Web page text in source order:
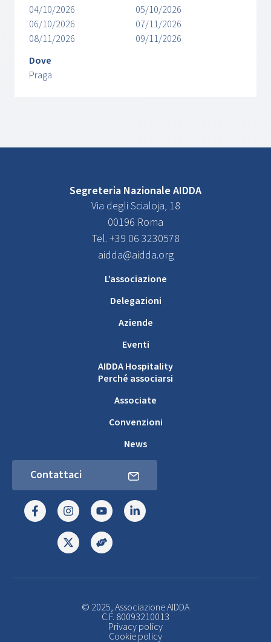
04/10/2026
05/10/2026
06/10/2026
07/11/2026
08/11/2026
09/11/2026
Dove
Praga
Segreteria Nazionale AIDDA
Via degli Scialoja, 18
00196 Roma
Tel. +39 06 3230578
aidda@aidda.org
L’associazione
Delegazioni
Aziende
Eventi
AIDDA Hospitality
Perché associarsi
Associate
Convenzioni
News
Contattaci
© 2025, Associazione AIDDA
C.F. 80093210013
Privacy policy
Cookie policy